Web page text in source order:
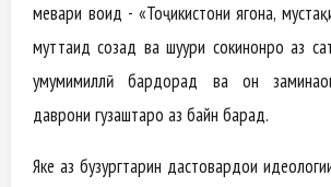
меҳвари воҳид - «Тоҷикистони ягона,
муттаҳид созад ва шуури сокинонро аз
умумимиллӣ бардорад ва он
даврони гузаштаро аз байн барад.
Яке аз бузургтарин дастовардҳои